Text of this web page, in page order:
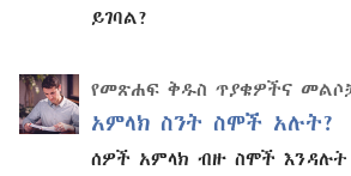
ይገባል?
የመጽሐፍ ቅዱስ ጥያቄዎችና
አምላክ ስንት ስሞች አሉት?
ሰዎች አምላክ ብዙ ስሞች እንዳሉት